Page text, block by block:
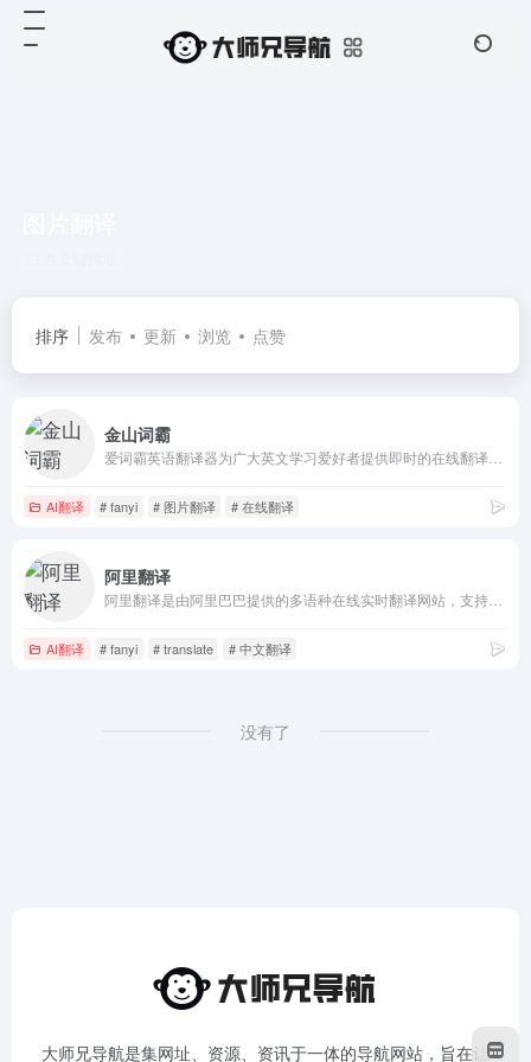
排序 发布 更新 浏览 点赞
金山词霸
AI翻译 # fanyi # 图片翻译 # 在线翻译
阿里翻译
AI翻译 # fanyi # translate # 中文翻译
没有了
大师兄导航是集网址、资源、资讯于一体的导航网站，旨在让